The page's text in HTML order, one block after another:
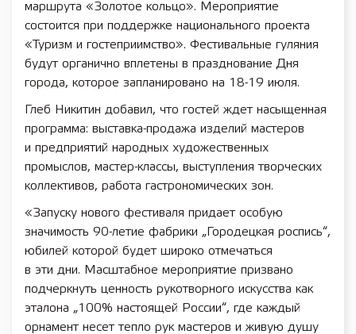
маршрута «Золотое кольцо». Мероприятие
состоится при поддержке национального проекта
«Туризм и гостеприимство». Фестивальные гуляния
будут органично вплетены в празднование Дня
города, которое запланировано на 18-19 июля.
Глеб Никитин добавил, что гостей ждет насыщенная
программа: выставка-продажа изделий мастеров
и предприятий народных художественных
промыслов, мастер-классы, выступления творческих
коллективов, работа гастрономических зон.
«Запуску нового фестиваля придает особую
значимость 90-летие фабрики „Городецкая роспись“,
юбилей которой будет широко отмечаться
в эти дни. Масштабное мероприятие призвано
подчеркнуть ценность рукотворного искусства как
эталона „100% настоящей России“, где каждый
орнамент несет тепло рук мастеров и живую душу